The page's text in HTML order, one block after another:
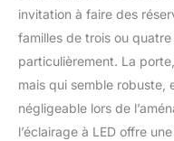
invitation à faire des
familles de trois ou
particulièrement. La
mais qui semble robuste,
négligeable lors de
l’éclairage à LED offre